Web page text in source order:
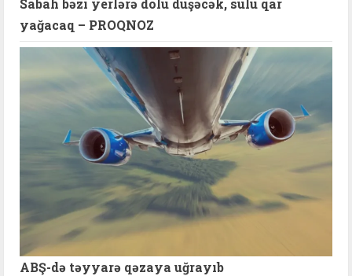
Sabah bəzi yerlərə dolu düşəcək, sulu qar
yağacaq – PROQNOZ
ABŞ-də təyyarə qəzaya uğrayıb